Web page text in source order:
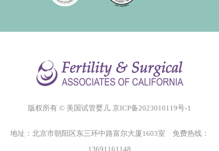
版权所有 © 美国试管婴儿 京ICP备2023010119号-1
地址：北京市朝阳区东三环中路富尔大厦1603室 免费热线：
13691161148